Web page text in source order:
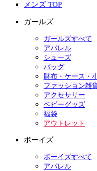
メンズ TOP
ガールズ
ガールズすべて
アパレル
シューズ
バッグ
財布・ケース・
ファッション雑
アクセサリー
ベビーグッズ
福袋
アウトレット
ボーイズ
ボーイズすべて
アパレル